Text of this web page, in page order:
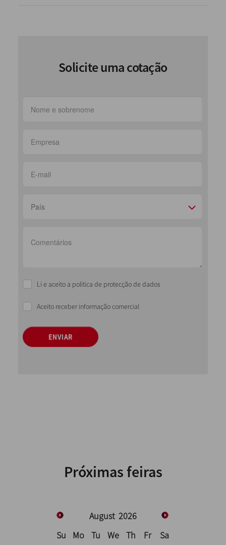
Solicite uma cotação
País
Li e aceito a politica de protecção de dados
Aceito receber informação comercial
ENVIAR
Próximas feiras
August 2026
Su
Mo Tu We Th Fr Sa